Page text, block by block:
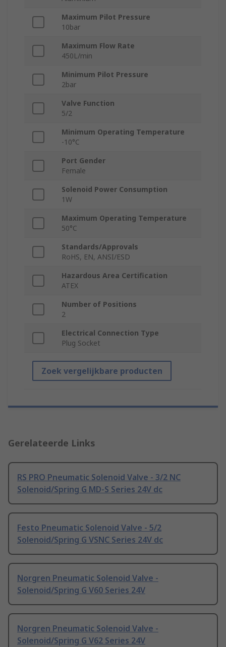
Maximum Pilot Pressure
10bar
Maximum Flow Rate
450L/min
Minimum Pilot Pressure
2bar
Valve Function
5/2
Minimum Operating Temperature
-10°C
Port Gender
Female
Solenoid Power Consumption
1W
Maximum Operating Temperature
50°C
Standards/Approvals
RoHS, EN, ANSI/ESD
Hazardous Area Certification
ATEX
Number of Positions
2
Electrical Connection Type
Plug Socket
Zoek vergelijkbare producten
Gerelateerde Links
RS PRO Pneumatic Solenoid Valve - 3/2 NC
Solenoid/Spring G MD-S Series 24V dc
Festo Pneumatic Solenoid Valve - 5/2
Solenoid/Spring G VSNC Series 24V dc
Norgren Pneumatic Solenoid Valve -
Solenoid/Spring G V60 Series 24V
Norgren Pneumatic Solenoid Valve -
Solenoid/Spring G V62 Series 24V